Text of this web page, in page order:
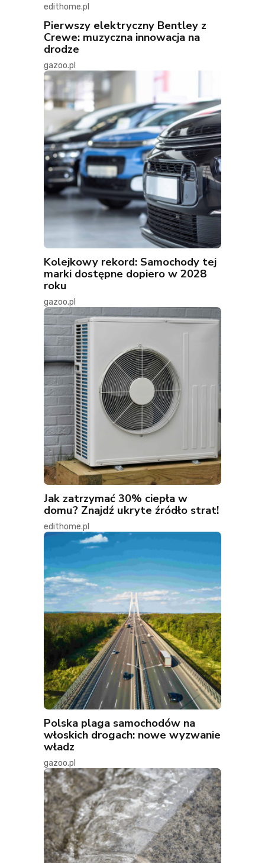
edithome.pl
Pierwszy elektryczny Bentley z
Crewe: muzyczna innowacja na
drodze
gazoo.pl
Kolejkowy rekord: Samochody tej
marki dostępne dopiero w 2028
roku
gazoo.pl
Jak zatrzymać 30% ciepła w
domu? Znajdź ukryte źródło strat!
edithome.pl
Polska plaga samochodów na
włoskich drogach: nowe wyzwanie
władz
gazoo.pl